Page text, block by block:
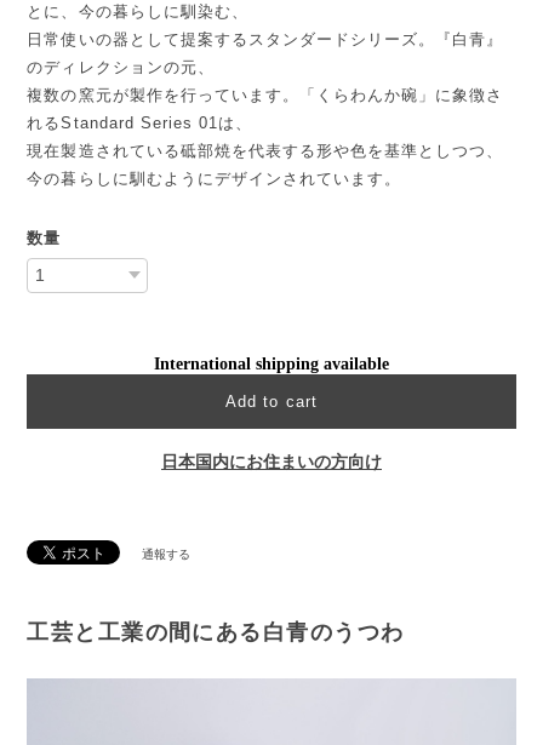
とに、今の暮らしに馴染む、
日常使いの器として提案するスタンダードシリーズ。『白青』
のディレクションの元、
複数の窯元が製作を行っています。「くらわんか碗」に象徴さ
れるStandard Series 01は、
現在製造されている砥部焼を代表する形や色を基準としつつ、
今の暮らしに馴むようにデザインされています。
数量
International shipping available
Add to cart
日本国内にお住まいの方向け
通報する
工芸と工業の間にある白青のうつわ